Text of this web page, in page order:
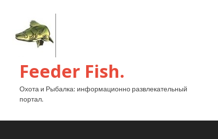
Feeder Fish.
Охота и Рыбалка: информационно развлекательный
портал.